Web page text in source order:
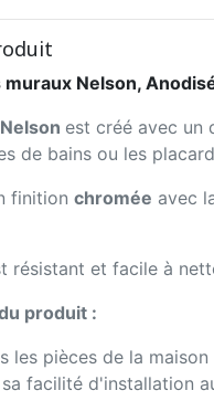
Nelson,
est créé avec un
de bains ou les
finition chromée avec
résistant et facile à
produit :
les pièces de la
facilité d'installation